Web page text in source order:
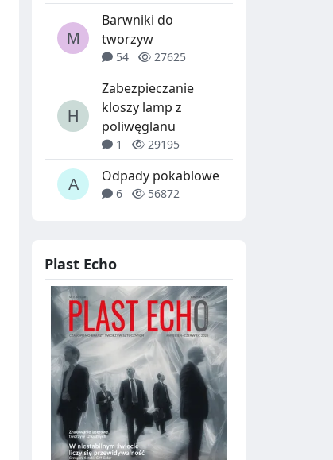
Barwniki do
tworzyw
54 27625
Zabezpieczanie
kloszy lamp z
poliwęglanu
1 29195
Odpady pokablowe
6 56872
Plast Echo